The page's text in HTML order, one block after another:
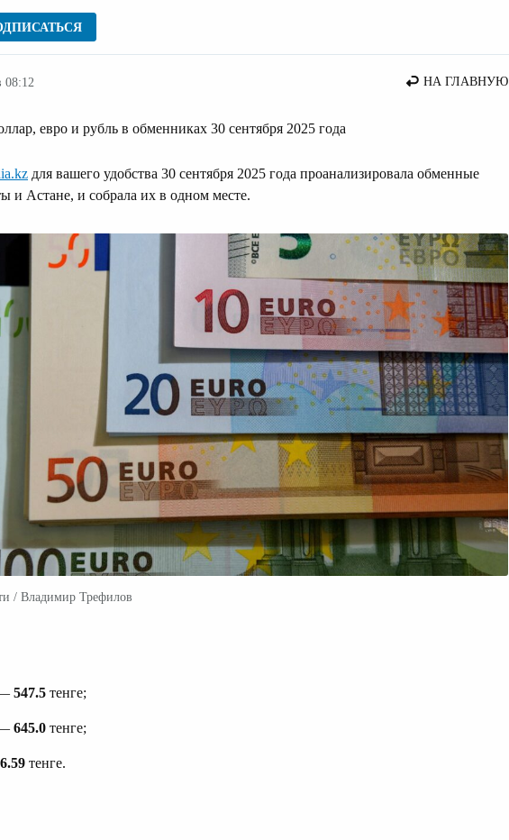
Деньги
08:12 НА ГЛАВНУЮ
евро и рубль в обменниках 30 сентября 2025 года
для вашего удобства 30 сентября 2025 года проанализировала обменные
и Астане, и собрала их в одном месте.
/ Владимир Трефилов
547.5 тенге;
645.0 тенге;
6.59 тенге.